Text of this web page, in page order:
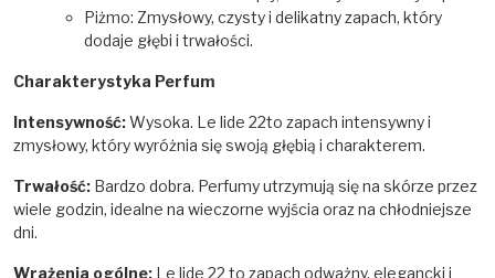
Piżmo: Zmysłowy, czysty i delikatny zapach, który
dodaje głębi i trwałości.
Charakterystyka Perfum
Intensywność:Wysoka. Le lide 22to zapach intensywny i
zmysłowy, który wyróżnia się swoją głębią i charakterem.
Trwałość: Bardzo dobra. Perfumy utrzymują się na skórze przez
wiele godzin, idealne na wieczorne wyjścia oraz na chłodniejsze
dni.
Wrażenia ogólne: Le lide 22 to zapach odważny, elegancki i